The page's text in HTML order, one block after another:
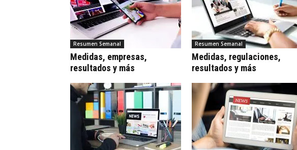
Resumen Semanal
Medidas, empresas,
resultados y más
Resumen Semanal
Medidas, regulaciones,
resultados y más